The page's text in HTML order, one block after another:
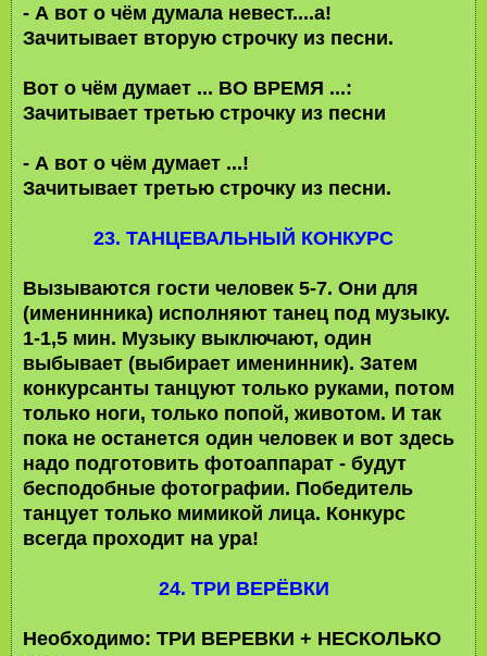
- А вот о чём думала невест....а!
Зачитывает вторую строчку из песни.
Вот о чём думает ... ВО ВРЕМЯ ...:
Зачитывает третью строчку из песни
- А вот о чём думает ...!
Зачитывает третью строчку из песни.
23. ТАНЦЕВАЛЬНЫЙ КОНКУРС
Вызываются гости человек 5-7. Они для
(именинника) исполняют танец под музыку.
1-1,5 мин. Музыку выключают, один
выбывает (выбирает именинник). Затем
конкурсанты танцуют только руками, потом
только ноги, только попой, животом. И так
пока не останется один человек и вот здесь
надо подготовить фотоаппарат - будут
бесподобные фотографии. Победитель
танцует только мимикой лица. Конкурс
всегда проходит на ура!
24. ТРИ ВЕРЁВКИ
Необходимо: ТРИ ВЕРЕВКИ + НЕСКОЛЬКО